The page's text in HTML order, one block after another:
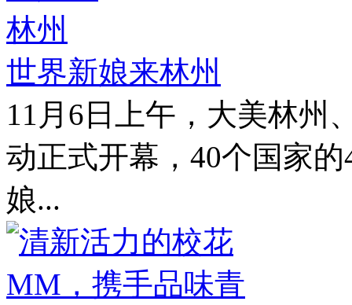
世界新娘来林州
11月6日上午，大美林州
动正式开幕，40个国家
娘...